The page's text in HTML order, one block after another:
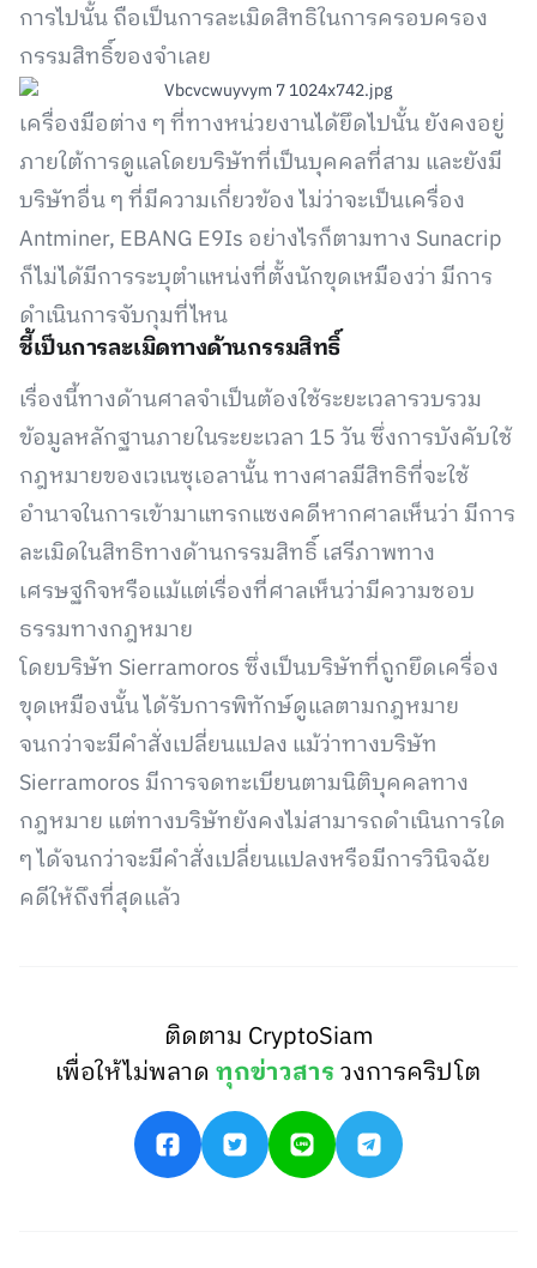
การไปนั้น ถือเป็นการละเมิดสิทธิในการครอบครอง
กรรมสิทธิ์ของจำเลย
เครื่องมือต่าง ๆ ที่ทางหน่วยงานได้ยึดไปนั้น ยังคงอยู่
ภายใต้การดูแลโดยบริษัทที่เป็นบุคคลที่สาม และยังมี
บริษัทอื่น ๆ ที่มีความเกี่ยวข้อง ไม่ว่าจะเป็นเครื่อง
Antminer, EBANG E9Is อย่างไรก็ตามทาง Sunacrip
ก็ไม่ได้มีการระบุตำแหน่งที่ตั้งนักขุดเหมืองว่า มีการ
ดำเนินการจับกุมที่ไหน
ชี้เป็นการละเมิดทางด้านกรรมสิทธิ์
เรื่องนี้ทางด้านศาลจำเป็นต้องใช้ระยะเวลารวบรวม
ข้อมูลหลักฐานภายในระยะเวลา 15 วัน ซึ่งการบังคับใช้
กฎหมายของเวเนซุเอลานั้น ทางศาลมีสิทธิที่จะใช้
อำนาจในการเข้ามาแทรกแซงคดีหากศาลเห็นว่า มีการ
ละเมิดในสิทธิทางด้านกรรมสิทธิ์ เสรีภาพทาง
เศรษฐกิจหรือแม้แต่เรื่องที่ศาลเห็นว่ามีความชอบ
ธรรมทางกฎหมาย
โดยบริษัท Sierramoros ซึ่งเป็นบริษัทที่ถูกยึดเครื่อง
ขุดเหมืองนั้น ได้รับการพิทักษ์ดูแลตามกฎหมาย
จนกว่าจะมีคำสั่งเปลี่ยนแปลง แม้ว่าทางบริษัท
Sierramoros มีการจดทะเบียนตามนิติบุคคลทาง
กฎหมาย แต่ทางบริษัทยังคงไม่สามารถดำเนินการใด
ๆ ได้จนกว่าจะมีคำสั่งเปลี่ยนแปลงหรือมีการวินิจฉัย
คดีให้ถึงที่สุดแล้ว
ติดตาม CryptoSiam
เพื่อให้ไม่พลาดทุกข่าวสารวงการคริปโต